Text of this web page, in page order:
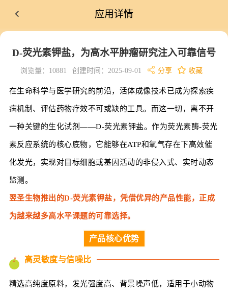
应用详情
D-荧光素钾盐，为高水平肿瘤研究注入可靠信号
浏览量：10881 创建时间：2025-09-01 分享 收藏
在生命科学与医学研究的前沿，活体成像技术已成为探索疾
病机制、评估药物疗效不可或缺的工具。而这一切，离不开
一种关键的生化试剂——D-荧光素钾盐。作为荧光素酶-荧光
素反应系统的核心底物，它能够在ATP和氧气存在下高效催
化发光，实现对目标细胞或基因活动的非侵入式、实时动态
监测。
翌圣生物推出的D-荧光素钾盐，凭借优异的产品性能，正成
为越来越多高水平课题的可靠选择。
产品核心优势
// 高灵敏度与信噪比
精选高纯度原料，发光强度高、背景噪声低，适用于小动物